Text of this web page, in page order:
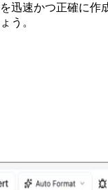
迅速かつ正確に
う。